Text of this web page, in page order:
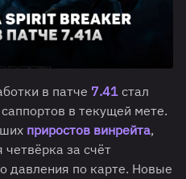
в патче 7.41 стал
в текущей мете.
приростов винрейта,
за счёт
давления по карте. Новые